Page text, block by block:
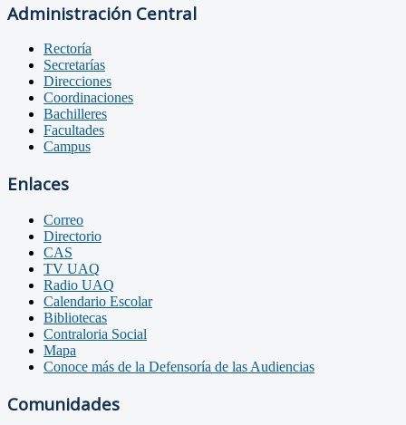
Administración Central
Rectoría
Secretarías
Direcciones
Coordinaciones
Bachilleres
Facultades
Campus
Enlaces
Correo
Directorio
CAS
TV UAQ
Radio UAQ
Calendario Escolar
Bibliotecas
Contraloria Social
Mapa
Conoce más de la Defensoría de las Audiencias
Comunidades